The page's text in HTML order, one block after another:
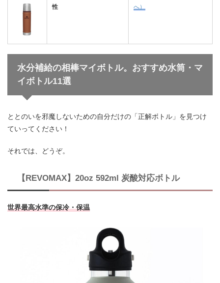
性
へ）
水分補給の相棒マイボトル。おすすめ水筒・マ
イボトル11選
ととのいを邪魔しないための自分だけの「正解ボトル」を見つけ
ていってください！
それでは、どうぞ。
【REVOMAX】20oz 592ml 炭酸対応ボトル
世界最高水準の保冷・保温